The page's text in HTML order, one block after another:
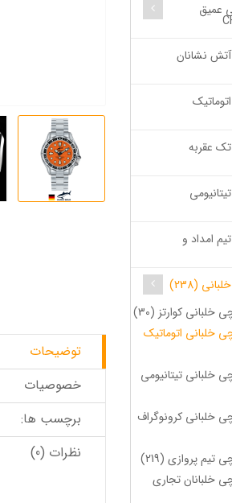
عمیق
نشانان
عقربه
امداد و
(238)
کوارتز (30)
خلبانی اتوماتیک
تیتانیومی
خلبانی کرونوگراف
پروازی (219)
خلبانان تجاری
توضیحات
خصوصیات
برچسب ها:
نظرات (0)